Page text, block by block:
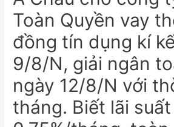
Toàn Quyền vay
đồng tín dụng kí
9/8/N, giải ngân
ngày 12/8/N với
tháng. Biết lãi